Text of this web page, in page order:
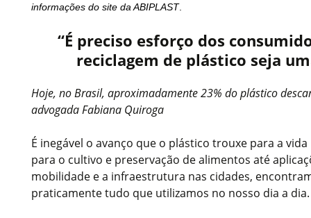
informações do site da ABIPLAST.
“É preciso esforço dos
reciclagem de plástico seja
Hoje, no Brasil, aproximadamente 23% do plástico
advogada Fabiana Quiroga
É inegável o avanço que o plástico trouxe para a
para o cultivo e preservação de alimentos até
mobilidade e a infraestrutura nas cidades,
praticamente tudo que utilizamos no nosso dia a dia.